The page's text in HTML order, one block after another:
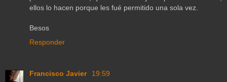
ellos lo hacen porque les fué permitido una sola vez.
Besos
Responder
Francisco Javier
19:59